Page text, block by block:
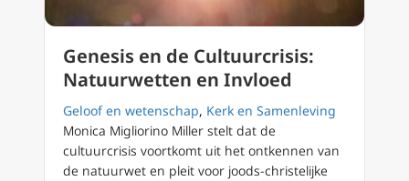
Genesis en de Cultuurcrisis:
Natuurwetten en Invloed
Geloof en wetenschap, Kerk en Samenleving
Monica Migliorino Miller stelt dat de
cultuurcrisis voortkomt uit het ontkennen van
de natuurwet en pleit voor joods-christelijke